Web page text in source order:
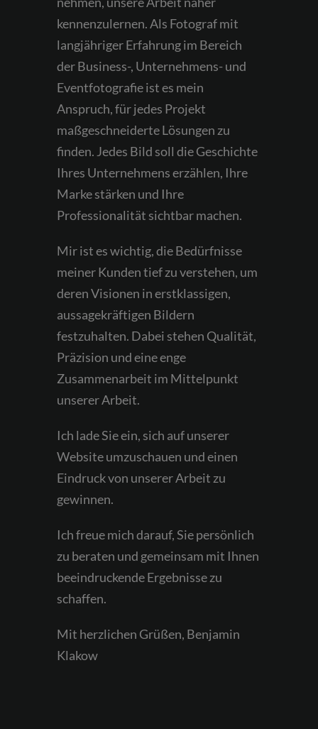
kennenzulernen. Als Fotograf mit
langjähriger Erfahrung im Bereich
der Business-, Unternehmens- und
Eventfotografie ist es mein
Anspruch, für jedes Projekt
maßgeschneiderte Lösungen zu
finden. Jedes Bild soll die Geschichte
Ihres Unternehmens erzählen, Ihre
Marke stärken und Ihre
Professionalität sichtbar machen.
Mir ist es wichtig, die Bedürfnisse
meiner Kunden tief zu verstehen, um
deren Visionen in erstklassigen,
aussagekräftigen Bildern
festzuhalten. Dabei stehen Qualität,
Präzision und eine enge
Zusammenarbeit im Mittelpunkt
unserer Arbeit.
Ich lade Sie ein, sich auf unserer
Website umzuschauen und einen
Eindruck von unserer Arbeit zu
gewinnen.
Ich freue mich darauf, Sie persönlich
zu beraten und gemeinsam mit Ihnen
beeindruckende Ergebnisse zu
schaffen.
Mit herzlichen Grüßen, Benjamin
Klakow